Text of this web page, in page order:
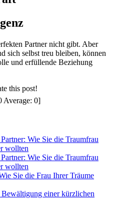
Partner nicht gibt. Aber
sich selbst treu bleiben, können
und erfüllende Beziehung
this post!
Average: 0]
Wie Sie die Traumfrau
wollten
Wie Sie die Traumfrau
wollten
Sie die Frau Ihrer Träume
einer kürzlichen